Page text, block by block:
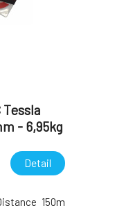
Tessla
- 6,95kg
Detail
150m